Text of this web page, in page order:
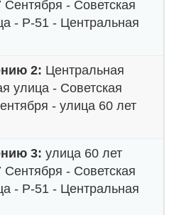
- Советская
- Р-51 - Центральная
2: Центральная
улица - Советская
- улица 60 лет
3: улица 60 лет
- Советская
- Р-51 - Центральная